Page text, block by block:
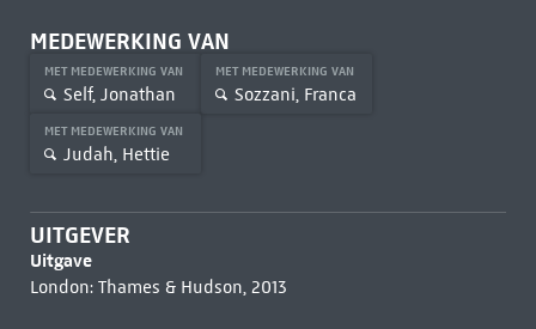
MEDEWERKING VAN
MET MEDEWERKING VAN
Self, Jonathan
MET MEDEWERKING VAN
Sozzani, Franca
MET MEDEWERKING VAN
Judah, Hettie
UITGEVER
Uitgave
London: Thames & Hudson, 2013